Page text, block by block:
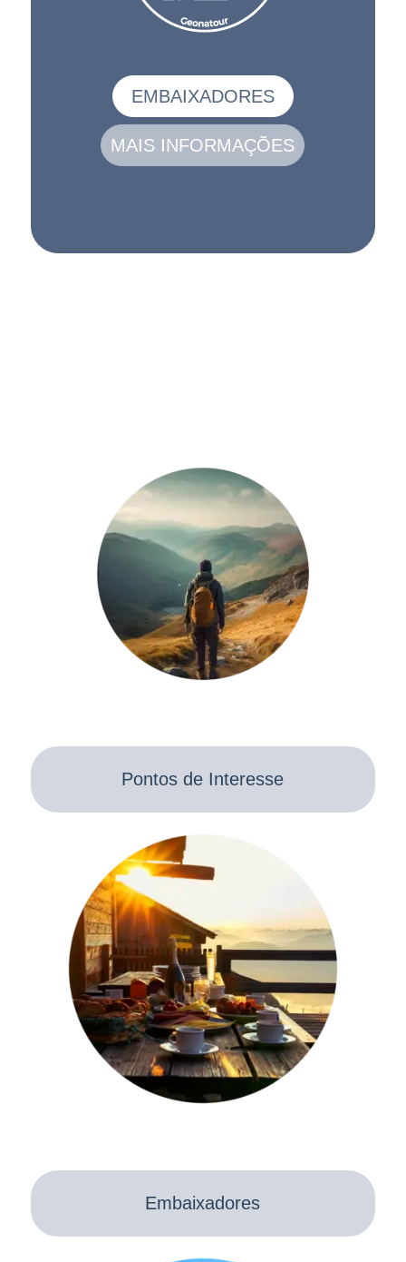
EMBAIXADORES
MAIS INFORMAÇÕES
Pontos de Interesse
Embaixadores